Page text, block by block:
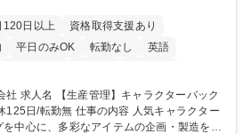
120日以上
資格取得支援あり
平日のみOK 転勤なし
英語
駅近5分以内 中国語 土日祝休み
ック
内容 人気キャラクター
中心に、多彩なアイテムの企画・製造を手